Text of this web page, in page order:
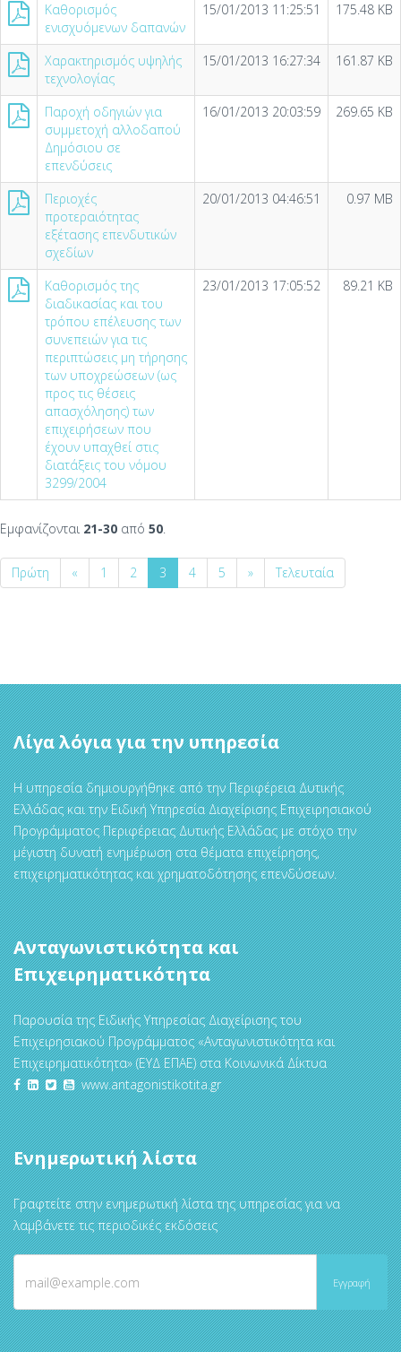
Καθορισμός
ενισχυόμενων δαπανών
15/01/2013 11:25:51 175.48 KB
Χαρακτηρισμός υψηλής
τεχνολογίας
15/01/2013 16:27:34 161.87 KB
Παροχή οδηγιών για
συμμετοχή αλλοδαπού
Δημόσιου σε
επενδύσεις
16/01/2013 20:03:59 269.65 KB
Περιοχές
προτεραιότητας
εξέτασης επενδυτικών
σχεδίων
20/01/2013 04:46:51 0.97 MB
Καθορισµός της
διαδικασίας και του
τρόπου επέλευσης των
συνεπειών για τις
περιπτώσεις µη τήρησης
των υποχρεώσεων (ως
προς τις θέσεις
απασχόλησης) των
επιχειρήσεων που
έχουν υπαχθεί στις
διατάξεις του νόµου
3299/2004
23/01/2013 17:05:52 89.21 KB
Εμφανίζονται 21-30 από 50.
Πρώτη « 1 2 3 4 5 » Τελευταία
Λίγα λόγια για την υπηρεσία
Η υπηρεσία δημιουργήθηκε από την Περιφέρεια Δυτικής
Ελλάδας και την Ειδική Υπηρεσία Διαχείρισης Επιχειρησιακού
Προγράμματος Περιφέρειας Δυτικής Ελλάδας με στόχο την
μέγιστη δυνατή ενημέρωση στα θέματα επιχείρησης,
επιχειρηματικότητας και χρηματοδότησης επενδύσεων.
Ανταγωνιστικότητα και
Επιχειρηματικότητα
Παρουσία της Ειδικής Υπηρεσίας Διαχείρισης του
Επιχειρησιακού Προγράμματος «Ανταγωνιστικότητα και
Επιχειρηματικότητα» (ΕΥΔ ΕΠΑΕ) στα Κοινωνικά Δίκτυα
www.antagonistikotita.gr
Ενημερωτική λίστα
Γραφτείτε στην ενημερωτική λίστα της υπηρεσίας για να
λαμβάνετε τις περιοδικές εκδόσεις